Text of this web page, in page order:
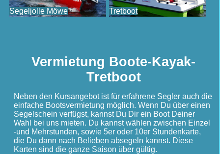
Segeljolle Möwe Tretboot
Vermietung Boote-Kayak-
Tretboot
Neben den Kursangebot ist für erfahrene Segler auch die
einfache Bootsvermietung möglich. Wenn Du über einen
Segelschein verfügst, kannst Du Dir ein Boot Deiner
Wahl bei uns mieten. Du kannst wählen zwischen Einzel
-und Mehrstunden, sowie 5er oder 10er Stundenkarte,
die Du dann nach Belieben absegeln kannst. Diese
Karten sind die ganze Saison über gültig.